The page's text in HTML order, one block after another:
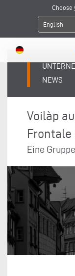
Choose
English
NEWS
Voilàp
Frontale
Eine